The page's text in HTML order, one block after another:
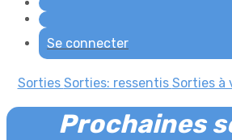
Se connecter
Sorties Sorties: ressentis Sorties à
Prochaines